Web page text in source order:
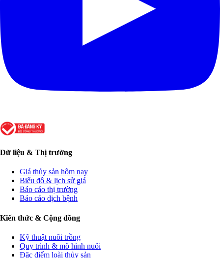
Dữ liệu & Thị trường
Giá thủy sản hôm nay
Biểu đồ & lịch sử giá
Báo cáo thị trường
Báo cáo dịch bệnh
Kiến thức & Cộng đồng
Kỹ thuật nuôi trồng
Quy trình & mô hình nuôi
Đặc điểm loài thủy sản